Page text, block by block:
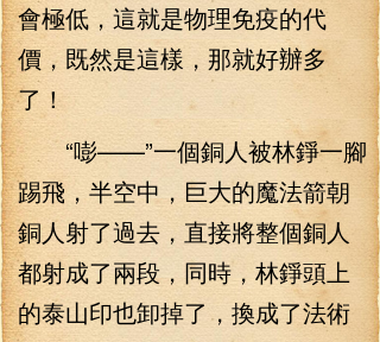
會極低，這就是物理免疫的代
價，既然是這樣，那就好辦多
了！
“嘭——”一個銅人被林錚一腳
踢飛，半空中，巨大的魔法箭朝
銅人射了過去，直接將整個銅人
都射成了兩段，同時，林錚頭上
的泰山印也卸掉了，換成了法術